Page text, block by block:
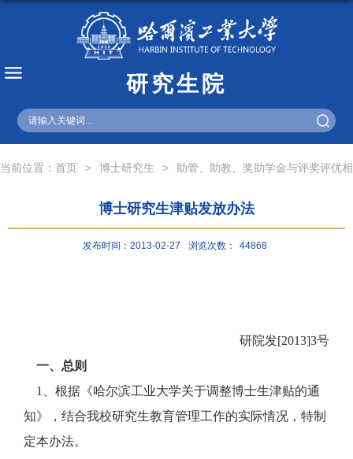
研究生院
当前位置： 首页 > 博士研究生 > 助管、助教、奖助学金与评奖评优
博士研究生津贴发放办法
发布时间：2013-02-27 浏览次数： 44868
研院发[2013]3号
一、总则
1、根据《哈尔滨工业大学关于调整博士生津贴的通
知》，结合我校研究生教育管理工作的实际情况，特制
定本办法。